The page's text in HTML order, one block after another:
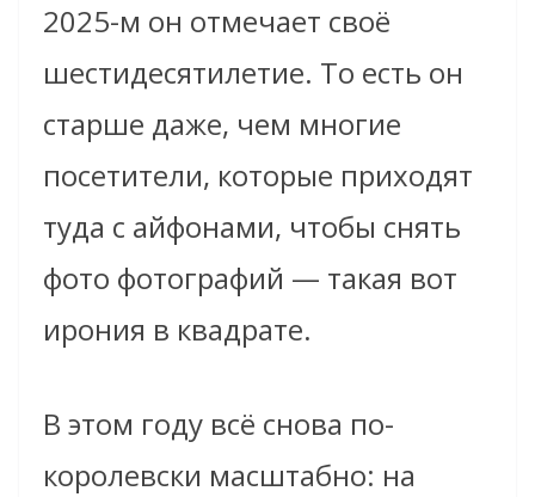
2025-м он отмечает своё
шестидесятилетие. То есть он
старше даже, чем многие
посетители, которые приходят
туда с айфонами, чтобы снять
фото фотографий — такая вот
ирония в квадрате.
В этом году всё снова по-
королевски масштабно: на